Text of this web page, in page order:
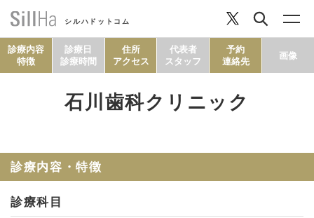
シルハドットコム
診療内容
特徴
診療日
診療時間
住所
アクセス
代表者
スタッフ
予約
連絡先
画像
石川歯科クリニック
診療内容・特徴
診療科目